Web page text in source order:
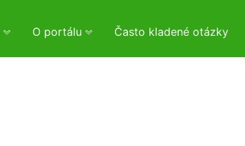
O portálu Často kladené otázky